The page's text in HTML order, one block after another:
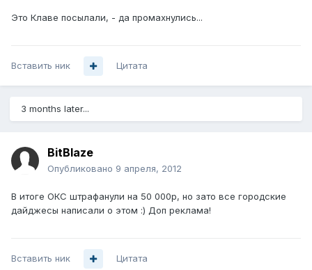
Это Клаве посылали, - да промахнулись...
Вставить ник Цитата
3 months later...
BitBlaze
Опубликовано 9 апреля, 2012
В итоге ОКС штрафанули на 50 000р, но зато все городские
дайджесы написали о этом :) Доп реклама!
Вставить ник Цитата